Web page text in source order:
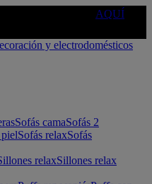
AQUÍ
Sofás camaSofás 2
Sofás relaxSofás
relaxSillones relax